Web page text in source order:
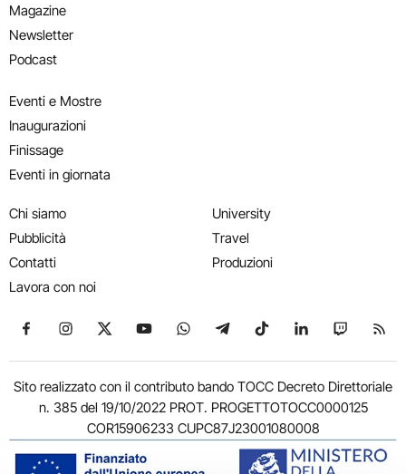
Magazine
Newsletter
Podcast
Eventi e Mostre
Inaugurazioni
Finissage
Eventi in giornata
Chi siamo
Pubblicità
Contatti
Lavora con noi
University
Travel
Produzioni
Seguici su Facebook
Seguici su Instagram
Seguici su X
Seguici su YouTube
Seguici su WhatsApp
Seguici su Telegram
Seguici su TikTok
Seguici su
Seguici
Sito realizzato con il contributo bando TOCC Decreto Direttoriale
n. 385 del 19/10/2022 PROT. PROGETTOTOCC0000125
COR15906233 CUPC87J23001080008